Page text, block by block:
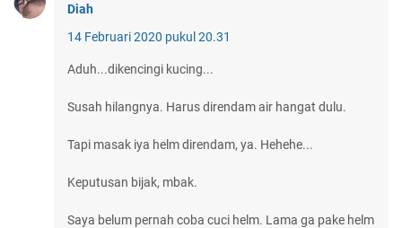
Diah
14 Februari 2020 pukul 20.31
Aduh...dikencingi kucing...
Susah hilangnya. Harus direndam air hangat dulu.
Tapi masak iya helm direndam, ya. Hehehe...
Keputusan bijak, mbak.
Saya belum pernah coba cuci helm. Lama ga pake helm